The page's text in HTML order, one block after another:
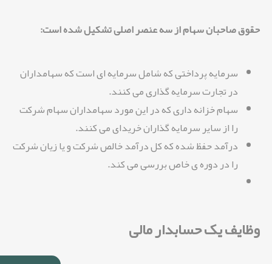
حقوق صاحبان سهام از سه عنصر اصلی تشکیل شده است:
سرمایه پرداختی که شامل سرمایه ای است که سهامداران
در تجارت سرمایه گذاری می کنند.
سهام خزانه داری که در این مورد سهامداران سهام شرکت
را از سایر سرمایه گذاران خریدای می کنند.
درآمد حفظ شده که کل درآمد خالص شرکت و یا زیان شرکت
را در دوره ی خاص بررسی می کند.
وظایف یک حسابدار مالی